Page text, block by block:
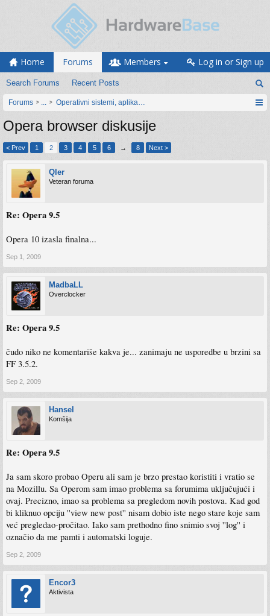
Home Forums
Search Forums Recent Posts
Members Log in or Sign up
Forums ... Operativni sistemi, aplikacije i programiranje
Opera browser diskusije
< Prev 1 2 3 4 5 6 → 8 Next >
Qler
Veteran foruma
Re: Opera 9.5
Opera 10 izasla finalna...
Sep 1, 2009
MadbaLL
Overclocker
Re: Opera 9.5
čudo niko ne komentariše kakva je... zanimaju ne usporedbe u brzini sa
FF 3.5.2.
Sep 2, 2009
Hansel
Komšija
Re: Opera 9.5
Ja sam skoro probao Operu ali sam je brzo prestao koristiti i vratio se
na Mozillu. Sa Operom sam imao problema sa forumima uključujući i
ovaj. Precizno, imao sa problema sa pregledom novih postova. Kad god
bi kliknuo opciju ''view new post'' nisam dobio iste nego stare koje sam
već pregledao-pročitao. Iako sam prethodno fino snimio svoj ''log'' i
označio da me pamti i automatski loguje.
Sep 2, 2009
Encor3
Aktivista